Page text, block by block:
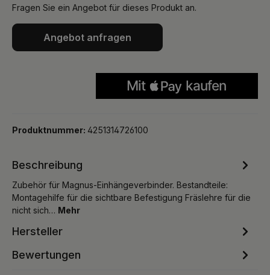
Fragen Sie ein Angebot für dieses Produkt an.
Angebot anfragen
Produktnummer: 4251314726100
Beschreibung
Zubehör für Magnus-Einhängeverbinder. Bestandteile:
Montagehilfe für die sichtbare Befestigung Fräslehre für die
nicht sich… Mehr
Hersteller
Bewertungen